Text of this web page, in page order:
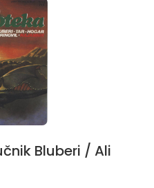
Bluberi / Ali